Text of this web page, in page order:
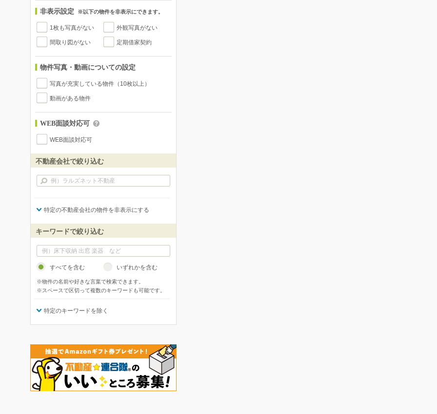
非表示設定 ※以下の物件を非表示にできます。
1枚も写真がない 外観写真がない
間取り図がない 定期借家契約
物件写真・動画についての設定
写真が充実している物件（10枚以上）
動画がある物件
WEB面談対応可
WEB面談対応可
不動産会社で絞り込む
特定の不動産会社の物件を非表示にする
キーワードで絞り込む
すべてを含む いずれかを含む
※物件の名前や好きな言葉で検索できます。
※スペースで区切って複数のキーワードも可能です。
特定のキーワードを除く